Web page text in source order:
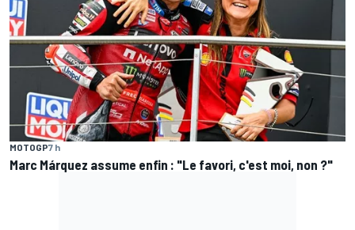
MOTOGP7 h
Marc Márquez assume enfin : "Le favori, c'est moi, non ?"